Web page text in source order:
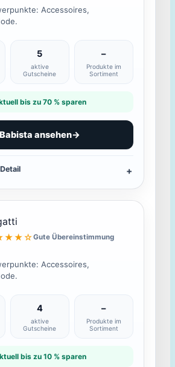
Accessoires,
5
aktive
Gutscheine
–
Produkte im
Sortiment
bis zu 70 % sparen
Babista ansehen→
Gute Übereinstimmung
Accessoires,
4
aktive
Gutscheine
–
Produkte im
Sortiment
bis zu 10 % sparen